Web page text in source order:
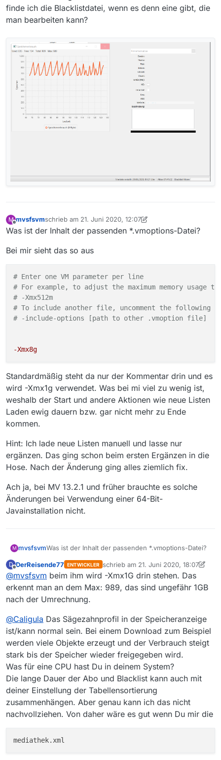
finde ich die Blacklistdatei, wenn es denn eine gibt, die
man bearbeiten kann?
M
Offline
mvsfsvmschrieb am 21. Juni 2020, 12:07
zuletzt editiert von mvsfsvm
Was ist der Inhalt der passenden *.vmoptions-Datei?
Bei mir sieht das so aus
# Enter one VM parameter per line
# For example, to adjust the maximum memory usage
# -Xmx512m
# To include another file, uncomment the following
# -include-options [path to other .vmoption file]
-Xmx8g
Standardmäßig steht da nur der Kommentar drin und es
wird -Xmx1g verwendet. Was bei mi viel zu wenig ist,
weshalb der Start und andere Aktionen wie neue Listen
Laden ewig dauern bzw. gar nicht mehr zu Ende
kommen.
Hint: Ich lade neue Listen manuell und lasse nur
ergänzen. Das ging schon beim ersten Ergänzen in die
Hose. Nach der Änderung ging alles ziemlich fix.
Ach ja, bei MV 13.2.1 und früher brauchte es solche
Änderungen bei Verwendung einer 64-Bit-
Javainstallation nicht.
M mvsfsvmWas ist der Inhalt der passenden *.vmoptions-Datei?
Bei mir sieht das so aus
# Enter one VM parameter per line
# For example, to adjust the maximum
# -Xmx512m
# To include another file, uncomment the
# -include-options [path to other
Standardmäßig steht da nur der Kommentar drin und
ist, weshalb der Start und andere Aktionen wie neue
Listen Laden ewig dauern bzw. gar nicht mehr zu
Ende kommen.
Hint: Ich lade neue Listen manuell und lasse nur
ergänzen. Das ging schon beim ersten Ergänzen in
die Hose. Nach der Änderung ging alles ziemlich fix.
Ach ja, bei MV 13.2.1 und früher brauchte es solche
Änderungen bei Verwendung einer 64-Bit-
Javainstallation nicht.
D
Offline
DerReisende77 ENTWICKLER schrieb am 21. Juni 2020, 18:07
zuletzt editiert von DerReisende77
@mvsfsvm beim ihm wird -Xmx1G drin stehen. Das
erkennt man an dem Max: 989, das sind ungefähr 1GB
nach der Umrechnung.
@Caligula Das Sägezahnprofil in der Speicheranzeige
ist/kann normal sein. Bei einem Download zum Beispiel
werden viele Objekte erzeugt und der Verbrauch steigt
stark bis der Speicher wieder freigegeben wird.
Was für eine CPU hast Du in deinem System?
Die lange Dauer der Abo und Blacklist kann auch mit
deiner Einstellung der Tabellensortierung
zusammenhängen. Aber genau kann ich das nicht
nachvollziehen. Von daher wäre es gut wenn Du mir die